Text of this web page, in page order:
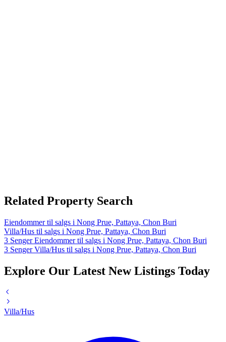
Related Property Search
Eiendommer til salgs i Nong Prue, Pattaya, Chon Buri
Villa/Hus til salgs i Nong Prue, Pattaya, Chon Buri
3 Senger Eiendommer til salgs i Nong Prue, Pattaya, Chon Buri
3 Senger Villa/Hus til salgs i Nong Prue, Pattaya, Chon Buri
Explore Our Latest New Listings Today
Villa/Hus